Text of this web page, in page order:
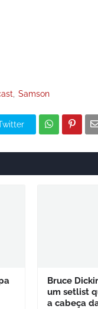
Samson
Bruce
um setlist
a cabeça